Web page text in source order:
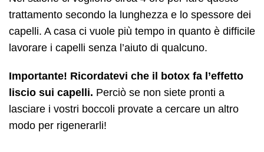
trattamento secondo la lunghezza e lo spessore dei
capelli. A casa ci vuole più tempo in quanto è difficile
lavorare i capelli senza l’aiuto di qualcuno.
Importante! Ricordatevi che il botox fa l’effetto
liscio sui capelli. Perciò se non siete pronti a
lasciare i vostri boccoli provate a cercare un altro
modo per rigenerarli!